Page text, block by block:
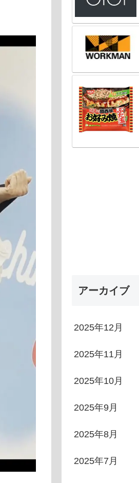
アーカイブ
2025年12月
2025年11月
2025年10月
2025年9月
2025年8月
2025年7月